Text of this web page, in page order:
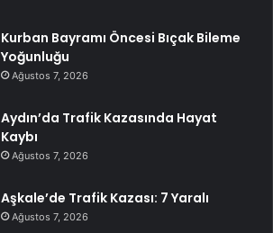
Kurban Bayramı Öncesi Bıçak Bileme
Yoğunluğu
Ağustos 7, 2026
Aydın’da Trafik Kazasında Hayat
Kaybı
Ağustos 7, 2026
Aşkale’de Trafik Kazası: 7 Yaralı
Ağustos 7, 2026